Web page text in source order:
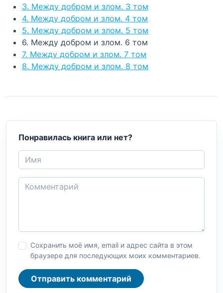
3. Между добром и злом. 3 том
4. Между добром и злом. 4 том
5. Между добром и злом. 5 том
6. Между добром и злом. 6 том
7. Между добром и злом. 7 том
8. Между добром и злом. 8 том
Понравилась книга или нет?
Сохранить моё имя, email и адрес сайта в этом
браузере для последующих моих комментариев.
Отправить комментарий